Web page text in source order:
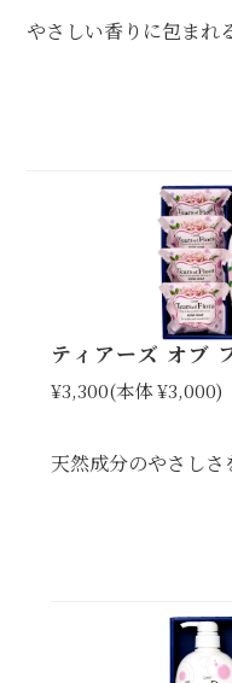
やさしい香りに包まれ
ティアーズ オブ
¥3,300(本体 ¥3,000)
天然成分のやさし